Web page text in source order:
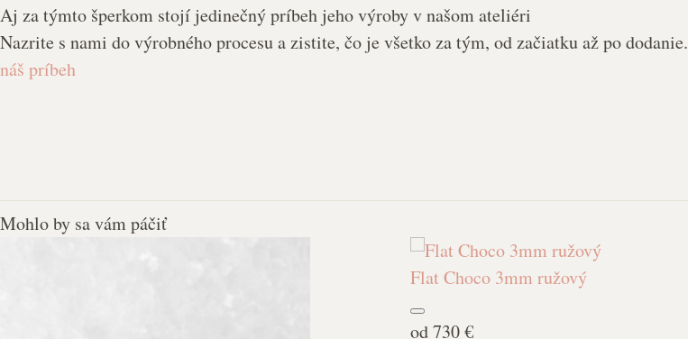
Aj za týmto šperkom stojí jedinečný príbeh jeho výroby v našom ateliéri
Nazrite s nami do výrobného procesu a zistite, čo je všetko za tým, od začiatku až po dodanie.
náš príbeh
Mohlo by sa vám páčiť
Flat Choco 3mm ružový
od730 €